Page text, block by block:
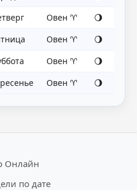
Овен ♈
🌖
Овен ♈
🌖
Овен ♈
🌖
Овен ♈ 🌖
Онлайн
по дате